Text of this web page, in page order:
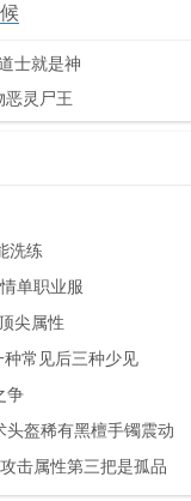
士就是神
恶灵尸王
洗练
单职业服
尖属性
常见后三种少见
争
盔稀有黑檀手镯震动
击属性第三把是孤品